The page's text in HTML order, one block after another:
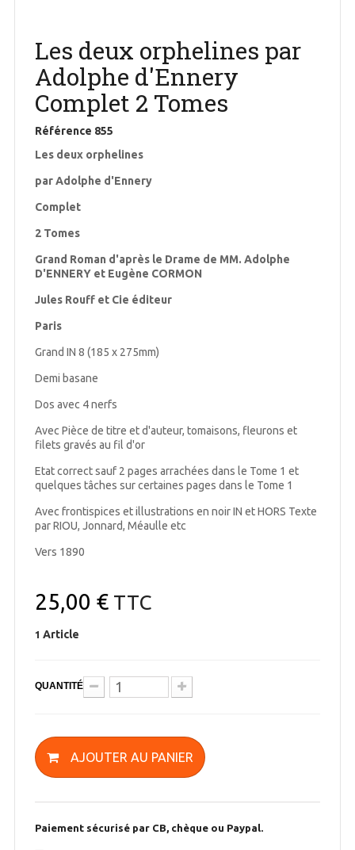
Les deux orphelines par
Adolphe d'Ennery
Complet 2 Tomes
Référence 855
Les deux orphelines
par Adolphe d'Ennery
Complet
2 Tomes
Grand Roman d'après le Drame de MM. Adolphe
D'ENNERY et Eugène CORMON
Jules Rouff et Cie éditeur
Paris
Grand IN 8 (185 x 275mm)
Demi basane
Dos avec 4 nerfs
Avec Pièce de titre et d'auteur, tomaisons, fleurons et
filets gravés au fil d'or
Etat correct sauf 2 pages arrachées dans le Tome 1 et
quelques tâches sur certaines pages dans le Tome 1
Avec frontispices et illustrations en noir IN et HORS Texte
par RIOU, Jonnard, Méaulle etc
Vers 1890
25,00 €TTC
1 Article
QUANTITÉ
AJOUTER AU PANIER
Paiement sécurisé par CB, chèque ou Paypal.